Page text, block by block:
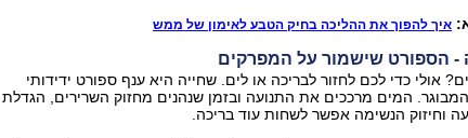
איך להפוך את ההליכה בחיק הטבע לאימון של ממש
אולי כדי לכם לחזור לבריכה או לים. שחייה היא ענף ספורט ידידותי
המבוגר. המים מרככים את התנועה ובזמן שנהנים מחזוק השרירים, הגדלת
וחיזוק הנשימה אפשר לשחות עוד בריכה.